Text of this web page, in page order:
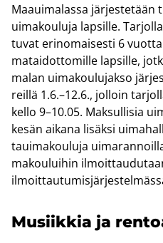
Maa­ui­ma­las­sa jär­jes­te­tään
ui­ma­kou­lu­ja lap­sil­le.
tu­vat erin­omai­ses­ti 6
ma­tai­dot­to­mil­le lap­sil­le,
ma­lan ui­ma­kou­lu­jak­so
reil­lä 1.6.–12.6., jol­loin
kello 9–10.05. Mak­sul­li­sia
kesän ai­ka­na li­säk­si
taui­ma­kou­lu­ja
ma­kou­lui­hin
Musiik­kia ja